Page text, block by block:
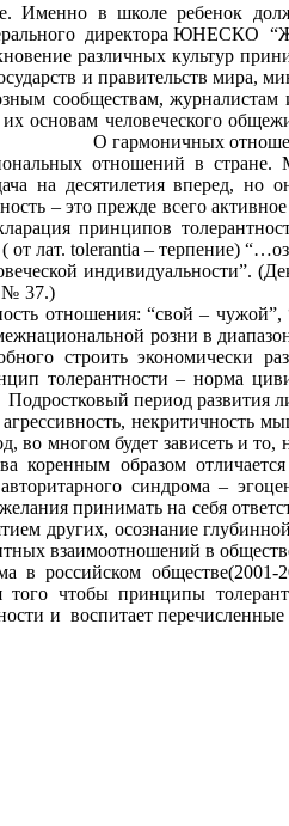
в школе ребенок
директора ЮНЕСКО
различных культур
и правительств мира,
сообществам,
человеческого
в
отношений в
на десятилетия вперед,
– это прежде всего
принципов
– терпение)
индивидуальности”.
газета.
отношения: “свой –
розни в
строить экономически
толерантности – норма
личности
некритичность
во многом будет зависеть и
коренным образом
синдрома –
принимать на себя
других, осознание
в обществе не
в российском
чтобы принципы
перечисленные выше